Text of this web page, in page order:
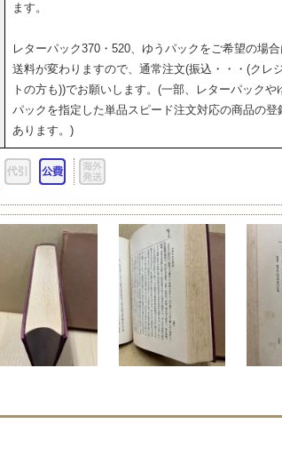
ます。
レターパック370・520、ゆうパックをご希望の場合
送料が変わりますので、通常注文(振込・・・(クレ
トの方も))でお願いします。(一部、レターパックや
パックを指定した単品スピード注文対応の商品の登
あります。)